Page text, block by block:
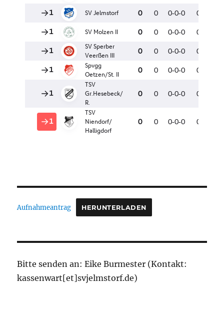
Aufnahmeantrag HERUNTERLADEN
Bitte senden an: Eike Burmester (Kontakt:
kassenwart[et]svjelmstorf.de)